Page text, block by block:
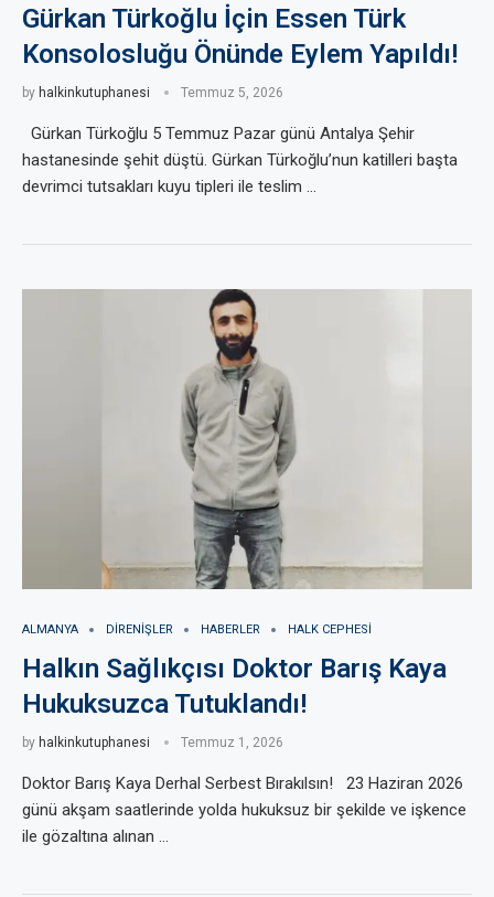
Gürkan Türkoğlu İçin Essen Türk
Konsolosluğu Önünde Eylem Yapıldı!
by halkinkutuphanesi Temmuz 5, 2026
Gürkan Türkoğlu 5 Temmuz Pazar günü Antalya Şehir
hastanesinde şehit düştü. Gürkan Türkoğlu’nun katilleri başta
devrimci tutsakları kuyu tipleri ile teslim …
ALMANYA DIRENIŞLER HABERLER HALK CEPHESI
Halkın Sağlıkçısı Doktor Barış Kaya
Hukuksuzca Tutuklandı!
by halkinkutuphanesi Temmuz 1, 2026
Doktor Barış Kaya Derhal Serbest Bırakılsın! 23 Haziran 2026
günü akşam saatlerinde yolda hukuksuz bir şekilde ve işkence
ile gözaltına alınan …